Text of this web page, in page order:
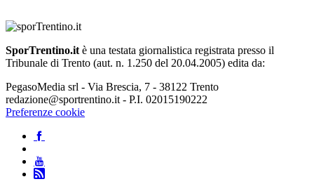
SporTrentino.it è una testata giornalistica registrata presso il
Tribunale di Trento (aut. n. 1.250 del 20.04.2005) edita da:
PegasoMedia srl - Via Brescia, 7 - 38122 Trento
redazione@sportrentino.it - P.I. 02015190222
Preferenze cookie